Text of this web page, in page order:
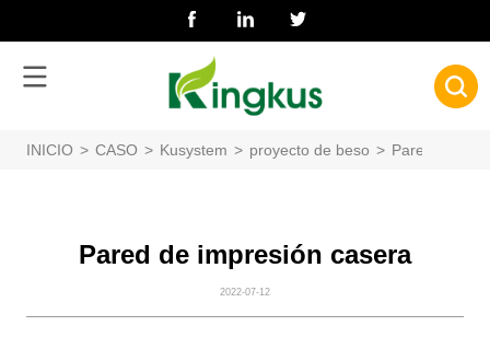
INICIO > CASO > Kusystem > proyecto de beso > Pared de
Pared de impresión casera
2022-07-12